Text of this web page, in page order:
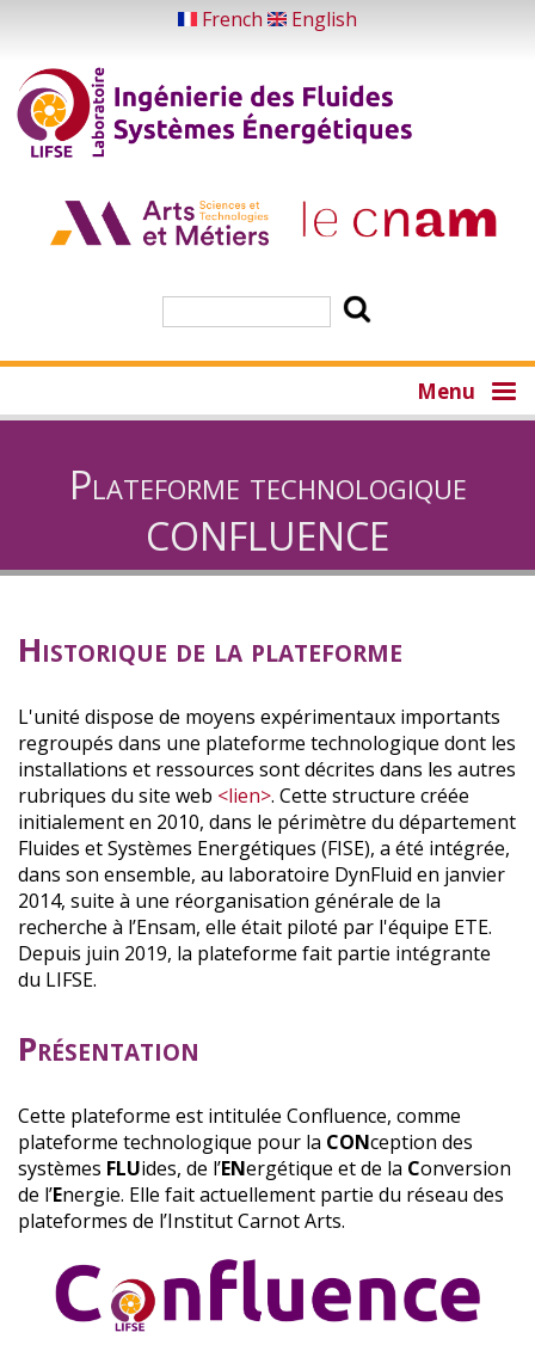
main
content
French English
Menu
Plateforme technologique
CONFLUENCE
Historique de la plateforme
L'unité dispose de moyens expérimentaux importants
regroupés dans une plateforme technologique dont les
installations et ressources sont décrites dans les autres
rubriques du site web <lien>. Cette structure créée
initialement en 2010, dans le périmètre du département
Fluides et Systèmes Energétiques (FISE), a été intégrée,
dans son ensemble, au laboratoire DynFluid en janvier
2014, suite à une réorganisation générale de la
recherche à l’Ensam, elle était piloté par l'équipe ETE.
Depuis juin 2019, la plateforme fait partie intégrante
du LIFSE.
Présentation
Cette plateforme est intitulée Confluence, comme
plateforme technologique pour la CONception des
systèmes FLUides, de l’ENergétique et de la Conversion
de l’Energie. Elle fait actuellement partie du réseau des
plateformes de l’Institut Carnot Arts.